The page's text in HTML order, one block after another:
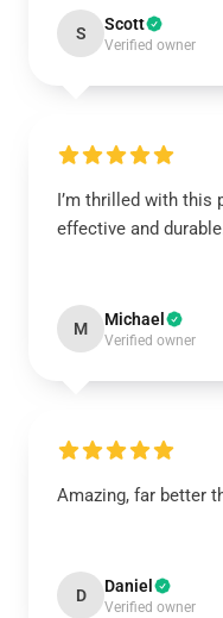
S Scott
Verified owner
I’m thrilled with this
effective and
M Michael
Verified owner
Amazing, far better
D Daniel
Verified owner